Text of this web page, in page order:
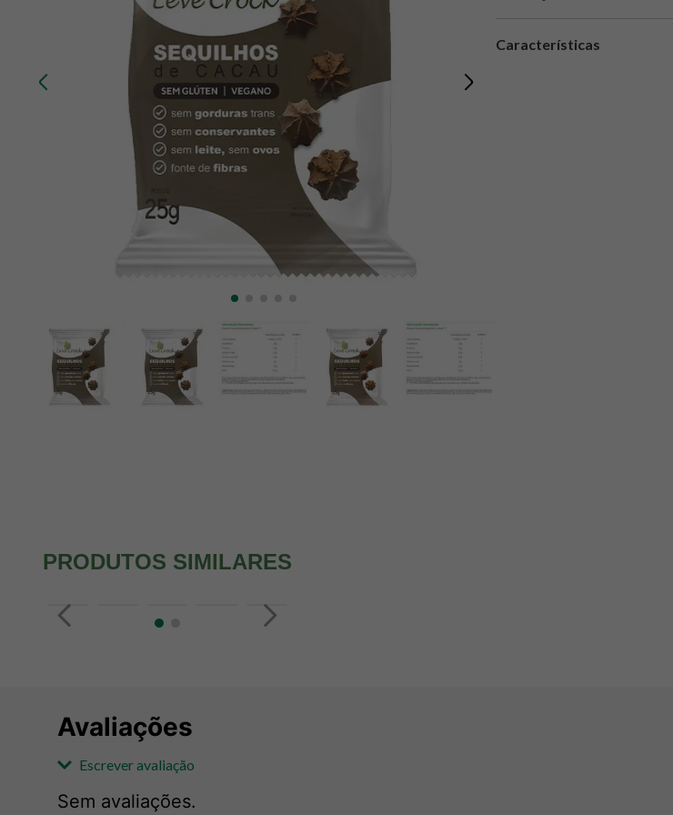
Características
PRODUTOS SIMILARES
Avaliações
Escrever avaliação
Sem avaliações.
10º creatina mundo verde